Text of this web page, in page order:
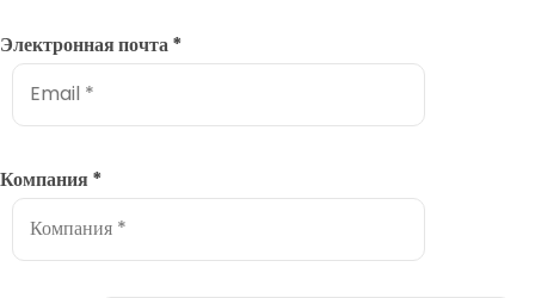
Электронная почта*
Компания *